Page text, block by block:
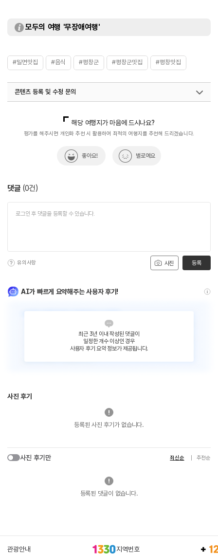
모두의 여행 '무장애여행'
#밀면맛집 #음식 #평창군 #평창군맛집 #평창맛집
콘텐츠 등록 및 수정 문의
해당 여행지가 마음에 드시나요?
평가를 해주시면 개인화 추천 시 활용하여 최적의 여행지를 추천해 드리겠습니다.
좋아요! 별로예요
댓글 (0건)
사진
유의사항 등록
AI가 빠르게 요약해주는 사용자 후기!
최근 3년 이내 작성된 댓글이
일정한 개수 이상인 경우
사용자 후기 요약 정보가 제공됩니다.
사진 후기
등록된 사진 후기가 없습니다.
사진 후기만 최신순 추천순
등록된 댓글이 없습니다.
관광안내 지역번호